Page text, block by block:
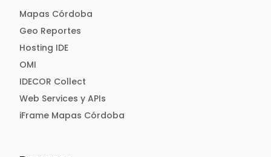
Mapas Córdoba
Geo Reportes
Hosting IDE
OMI
IDECOR Collect
Web Services y APIs
iFrame Mapas Córdoba